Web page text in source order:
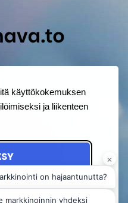
käyttökokemuksen
ja liikenteen